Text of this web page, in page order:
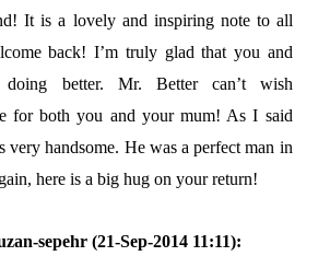
It is a lovely and inspiring note to all
back! I’m truly glad that you and
better. Mr. Better can’t wish
for both you and your mum! As I said
very handsome. He was a perfect man in
here is a big hug on your return!
sepehr (21-Sep-2014 11:11):